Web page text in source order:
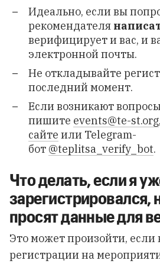
Идеально, если вы
рекомендателя
верифицирует и вас, и
электронной почты.
Не откладывайте
последний момент.
Если возникают
пишите events@te-st.org,
сайте или Telegram-
бот @teplitsa_verify_bot.
Что делать, если я
зарегистрировался,
просят данные для
Это может произойти, если
регистрации на